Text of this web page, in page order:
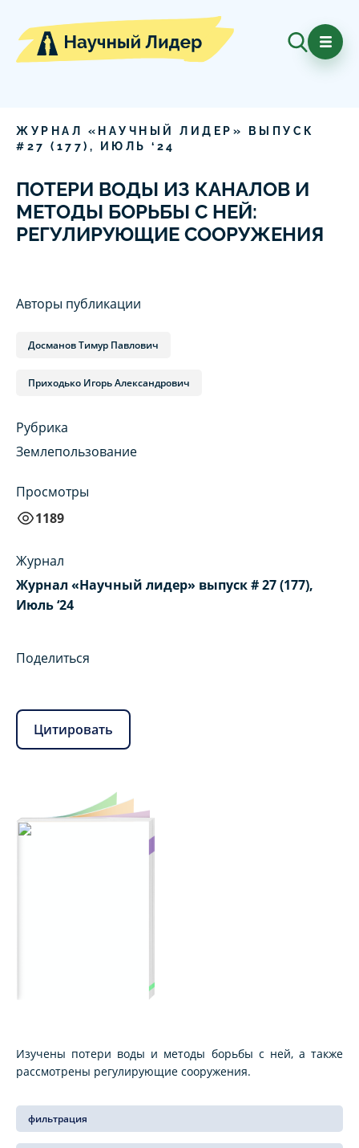
ЖУРНАЛ «НАУЧНЫЙ ЛИДЕР» ВЫПУСК
# 27 ( 177), ИЮЛЬ ‘ 24
ПОТЕРИ ВОДЫ ИЗ КАНАЛОВ И
МЕТОДЫ БОРЬБЫ С НЕЙ:
РЕГУЛИРУЮЩИЕ СООРУЖЕНИЯ
Авторы публикации
Досманов Тимур Павлович
Приходько Игорь Александрович
Рубрика
Землепользование
Просмотры
1189
Журнал
Журнал «Научный лидер» выпуск # 27 (177),
Июль ‘24
Поделиться
Цитировать
Изучены потери воды и методы борьбы с ней, а также
рассмотрены регулирующие сооружения.
фильтрация